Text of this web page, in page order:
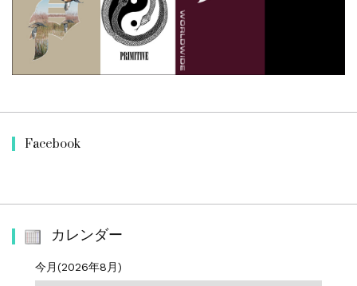
Facebook
カレンダー
今月(2026年8月)